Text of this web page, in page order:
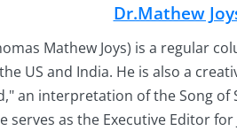
Dr.Mathew
Mathew Joys) is a regular
US and India. He is also a
an interpretation of the Song of
serves as the Executive Editor